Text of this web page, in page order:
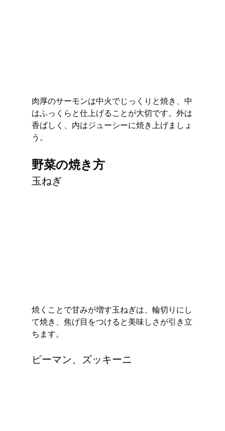
肉厚のサーモンは中火でじっくりと焼き、中
はふっくらと仕上げることが大切です。外は
香ばしく、内はジューシーに焼き上げましょ
う。
野菜の焼き方
玉ねぎ
焼くことで甘みが増す玉ねぎは、輪切りにし
て焼き、焦げ目をつけると美味しさが引き立
ちます。
ピーマン、ズッキーニ